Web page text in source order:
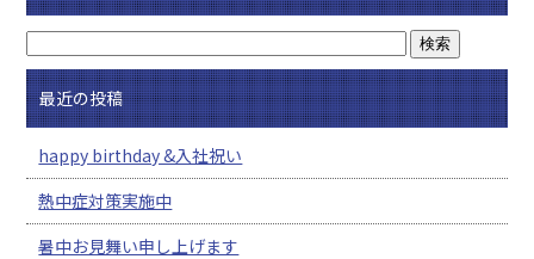
最近の投稿
happy birthday &入社祝い
熱中症対策実施中
暑中お見舞い申し上げます